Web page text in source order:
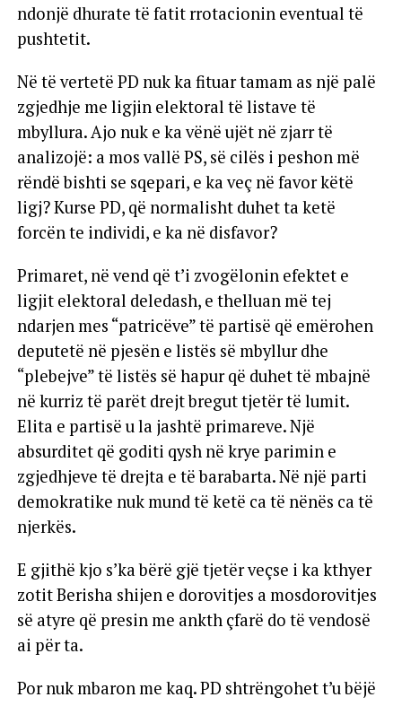
ndonjë dhurate të fatit rrotacionin eventual të
pushtetit.
Në të vertetë PD nuk ka fituar tamam as një palë
zgjedhje me ligjin elektoral të listave të
mbyllura. Ajo nuk e ka vënë ujët në zjarr të
analizojë: a mos vallë PS, së cilës i peshon më
rëndë bishti se sqepari, e ka veç në favor këtë
ligj? Kurse PD, që normalisht duhet ta ketë
forcën te individi, e ka në disfavor?
Primaret, në vend që t’i zvogëlonin efektet e
ligjit elektoral deledash, e thelluan më tej
ndarjen mes “patricëve” të partisë që emërohen
deputetë në pjesën e listës së mbyllur dhe
“plebejve” të listës së hapur që duhet të mbajnë
në kurriz të parët drejt bregut tjetër të lumit.
Elita e partisë u la jashtë primareve. Një
absurditet që goditi qysh në krye parimin e
zgjedhjeve të drejta e të barabarta. Në një parti
demokratike nuk mund të ketë ca të nënës ca të
njerkës.
E gjithë kjo s’ka bërë gjë tjetër veçse i ka kthyer
zotit Berisha shijen e dorovitjes a mosdorovitjes
së atyre që presin me ankth çfarë do të vendosë
ai për ta.
Por nuk mbaron me kaq. PD shtrëngohet t’u bëjë